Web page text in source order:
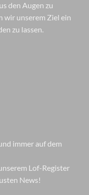
den Augen zu
wir unserem Ziel ein
zu lassen.
immer auf dem
Lof-Register
News!